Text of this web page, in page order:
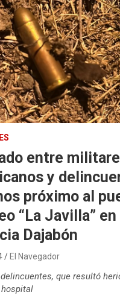
entre
y
próximo al
“La Javilla” en
Dajabón
El Navegador
que resultó